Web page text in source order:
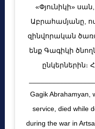
«Փյունիկի»
Աբրահամյանը,
զինվորական
ենք Գագիկի
ընկերներին։
Gagik Abrahamyan,
service, died while
during the war in